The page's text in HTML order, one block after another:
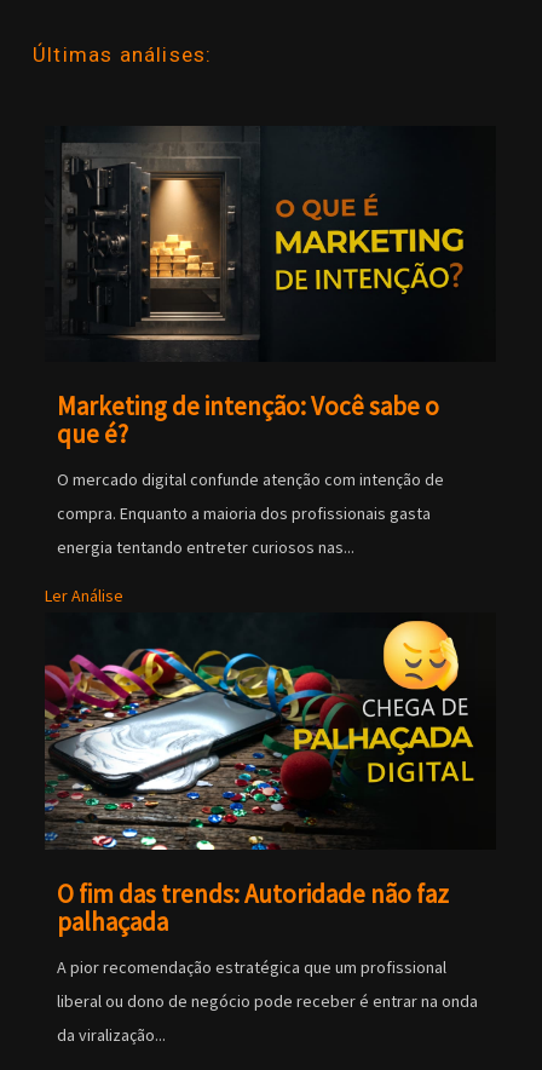
Últimas análises:
Marketing de intenção: Você sabe o
que é?
O mercado digital confunde atenção com intenção de
compra. Enquanto a maioria dos profissionais gasta
energia tentando entreter curiosos nas...
Ler Análise
O fim das trends: Autoridade não faz
palhaçada
A pior recomendação estratégica que um profissional
liberal ou dono de negócio pode receber é entrar na onda
da viralização...